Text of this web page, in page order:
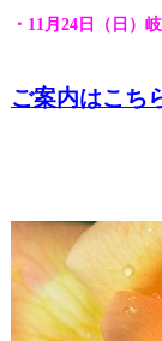
・11月24日（日）
ご案内はこち